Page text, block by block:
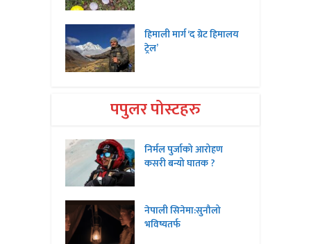
हिमाली मार्ग ‘द ग्रेट हिमालय
ट्रेल’
पपुलर पोस्टहरु
निर्मल पुर्जाको आरोहण
कसरी बन्यो घातक ?
नेपाली सिनेमा:सुनौलो
भविष्यतर्फ